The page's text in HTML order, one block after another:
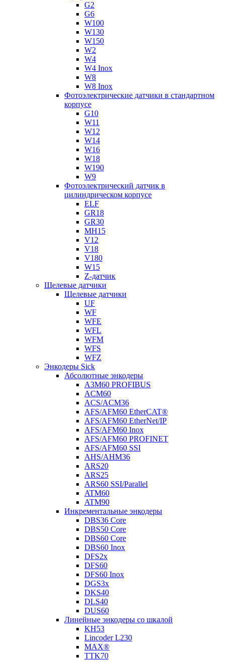
G2
G6
W100
W130
W150
W2
W4
W4 Inox
W8
W8 Inox
Фотоэлектрические датчики в стандартном
корпусе
G10
W11
W12
W14
W16
W18
W190
W9
Фотоэлектрический датчик в
цилиндрическом корпусе
ELF
GR18
GR30
MH15
V12
V18
V180
W15
Z-датчик
Щелевые датчики
Щелевые датчики
UF
WF
WFE
WFL
WFM
WFS
WFZ
Энкодеры Sick
Абсолютные энкодеры
A3M60 PROFIBUS
ACM60
ACS/ACM36
AFS/AFM60 EtherCAT®
AFS/AFM60 EtherNet/IP
AFS/AFM60 Inox
AFS/AFM60 PROFINET
AFS/AFM60 SSI
AHS/AHM36
ARS20
ARS25
ARS60 SSI/Parallel
ATM60
ATM90
Инкрементальные энкодеры
DBS36 Core
DBS50 Core
DBS60 Core
DBS60 Inox
DFS2x
DFS60
DFS60 Inox
DGS3x
DKS40
DLS40
DUS60
Линейные энкодеры со шкалой
KH53
Lincoder L230
MAX®
TTK70